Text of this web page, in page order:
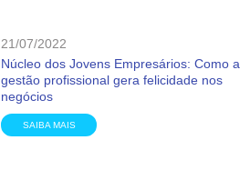
21/07/2022
Núcleo dos Jovens Empresários: Como a
gestão profissional gera felicidade nos
negócios
SAIBA MAIS